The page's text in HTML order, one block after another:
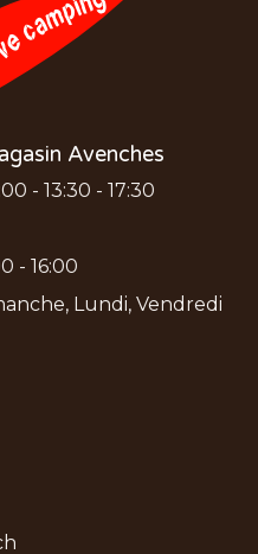
Avenches
- 13:30 - 17:30
- 16:00
Lundi, Vendredi